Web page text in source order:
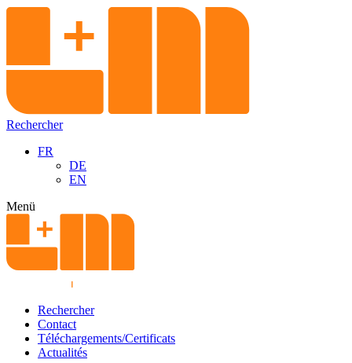
Rechercher
FR
DE
EN
Menü
Rechercher
Contact
Téléchargements/Certificats
Actualités